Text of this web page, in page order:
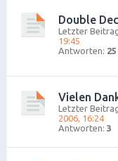
Double
Letzter
19:45
Antworten: 25
Vielen
Letzter
2006, 16:24
Antworten: 3